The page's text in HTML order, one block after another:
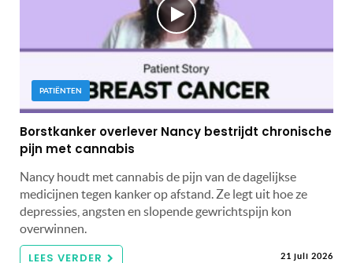
PATIËNTEN
Borstkanker overlever Nancy bestrijdt chronische
pijn met cannabis
Nancy houdt met cannabis de pijn van de dagelijkse
medicijnen tegen kanker op afstand. Ze legt uit hoe ze
depressies, angsten en slopende gewrichtspijn kon
overwinnen.
LEES VERDER 21 juli 2026